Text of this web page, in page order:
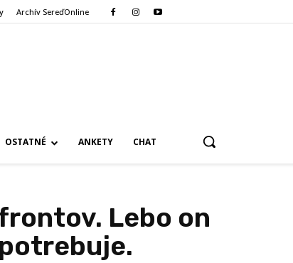
Archív SereďOnline
OSTATNÉ ANKETY CHAT
Lebo on